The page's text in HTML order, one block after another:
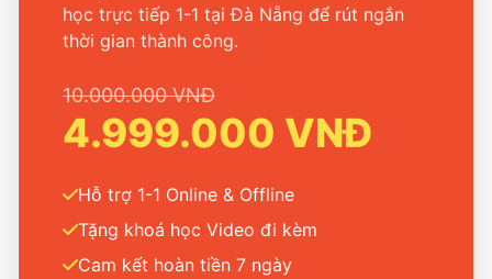
học trực tiếp 1-1 tại Đà Nẵng để rút ngắn
thời gian thành công.
10.000.000 VNĐ
4.999.000 VNĐ
Hỗ trợ 1-1 Online & Offline
Tặng khoá học Video đi kèm
Cam kết hoàn tiền 7 ngày